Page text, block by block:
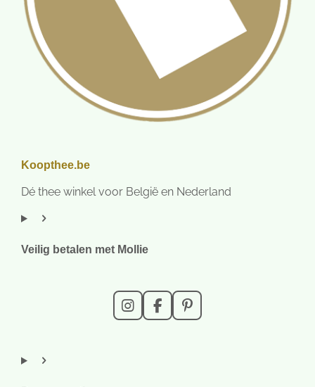
Koopthee.be
Dé thee winkel voor België en Nederland
Veilig betalen met Mollie
I
n
F
a
P
i